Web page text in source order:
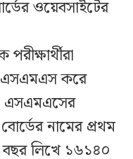
ওয়েবসাইটের
এসএমএস করে
এসএমএসের
নামের প্রথম
বছর লিখে ১৬১৪০